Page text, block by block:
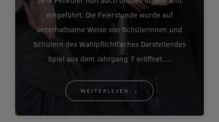
eingeführt. Die Feierstunde wurde auf
unterhaltsame Weise von Schülerinnen und
Schülern des Wahlpflichtfaches Darstellendes
Spiel aus dem Jahrgang 7 eröffnet.…
WEITERLESEN